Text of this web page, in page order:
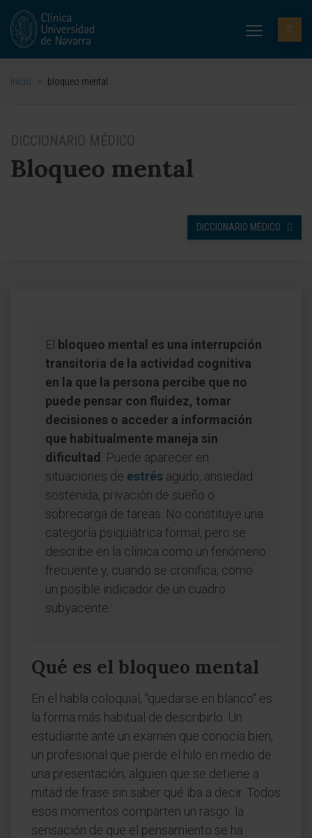
Inicio > bloqueo mental
DICCIONARIO MÉDICO
Bloqueo mental
DICCIONARIO MÉDICO
El bloqueo mental es una interrupción
transitoria de la actividad cognitiva
en la que la persona percibe que no
puede pensar con fluidez, tomar
decisiones o acceder a información
que habitualmente maneja sin
dificultad
. Puede aparecer en
situaciones de estrés agudo, ansiedad
sostenida, privación de sueño o
sobrecarga de tareas. No constituye una
categoría psiquiátrica formal, pero se
describe en la clínica como un fenómeno
frecuente y, cuando se cronifica, como
un posible indicador de un cuadro
subyacente.
Qué es el bloqueo mental
En el habla coloquial, "quedarse en blanco" es
la forma más habitual de describirlo. Un
estudiante ante un examen que conocía bien,
un profesional que pierde el hilo en medio de
una presentación, alguien que se detiene a
mitad de frase sin saber qué iba a decir. Todos
esos momentos comparten un rasgo: la
sensación de que el pensamiento se ha